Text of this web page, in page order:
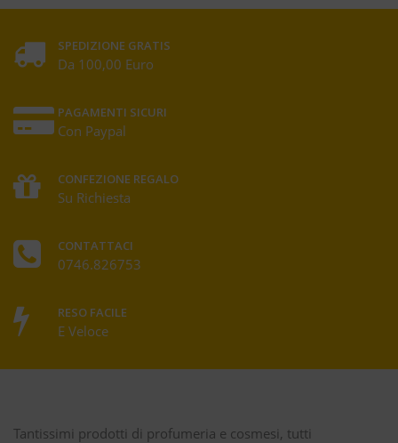
SPEDIZIONE GRATIS
Da 100,00 Euro
PAGAMENTI SICURI
Con Paypal
CONFEZIONE REGALO
Su Richiesta
CONTATTACI
0746.826753
RESO FACILE
E Veloce
Tantissimi prodotti di profumeria e cosmesi, tutti